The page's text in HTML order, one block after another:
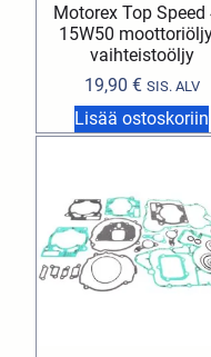
Motorex Top Speed
15W50
vaihteistoöljy
19,90 € SIS. ALV
Lisää ostoskoriin